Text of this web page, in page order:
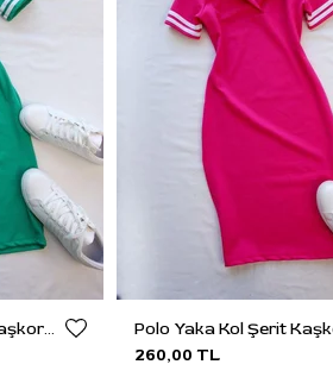
Polo Yaka Kol Şerit Kaşkorse Elbise
260,00 TL